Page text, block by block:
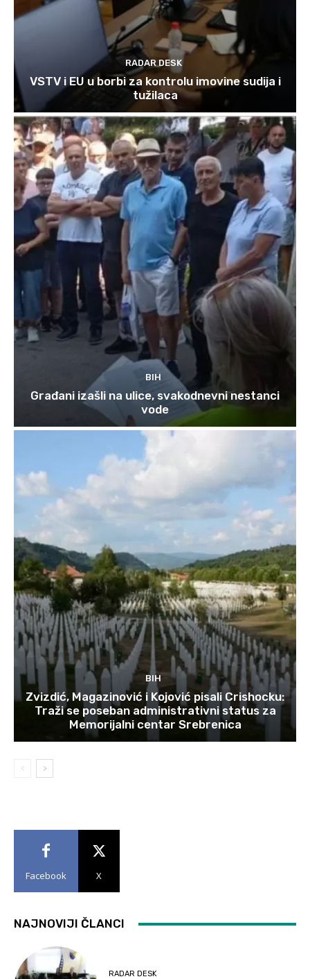
RADAR DESK
VSTV i EU u borbi za kontrolu imovine sudija i
tužilaca
BIH
Građani izašli na ulice, svakodnevni nestanci
vode
BIH
Zvizdić, Magazinović i Kojović pisali Crishocku:
Traži se poseban administrativni status za
Memorijalni centar Srebrenica
Facebook X
NAJNOVIJI ČLANCI
RADAR DESK